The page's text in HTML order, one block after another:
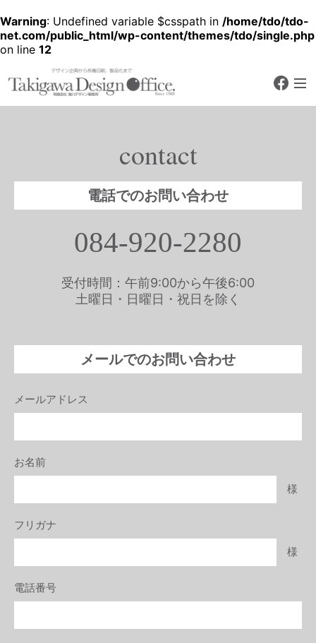
Warning: Undefined variable $csspath in /home/tdo/tdo-
net.com/public_html/wp-content/themes/tdo/single.php
on line 12
デザイン企画から各種印刷、製品化
contact
電話でのお問い合わせ
084-920-2280
受付時間：午前9:00から午後6:00
土曜日・日曜日・祝日を除く
メールでのお問い合わせ
メールアドレス
お名前
様
フリガナ
様
電話番号